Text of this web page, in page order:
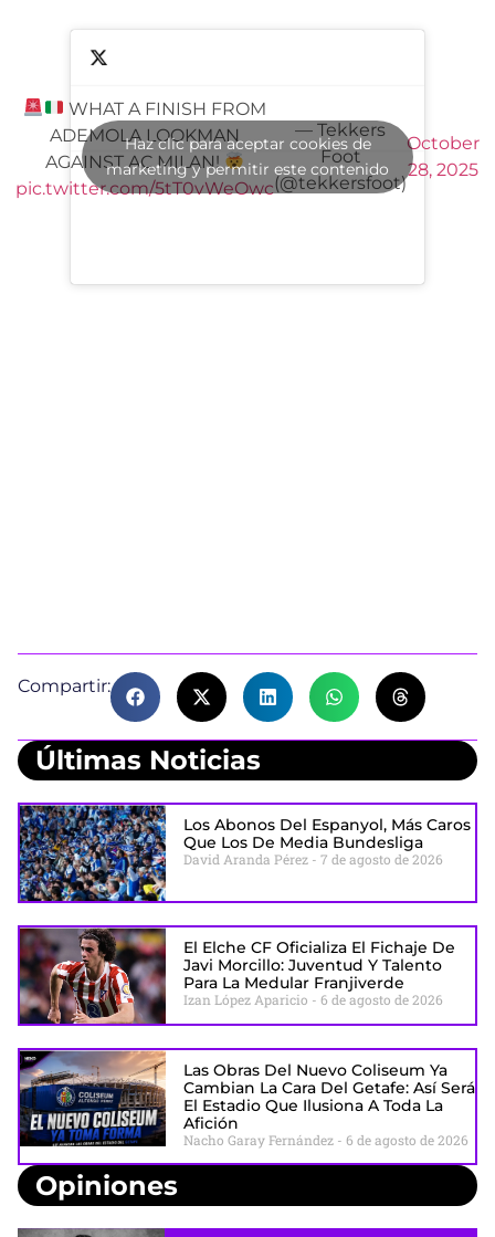
WHAT A FINISH FROM
ADEMOLA LOOKMAN
AGAINST AC MILAN!
pic.twitter.com/5tT0vWeOwc
— Tekkers
Foot
(@tekkersfoot)
October
28, 2025
Haz clic para aceptar cookies de
marketing y permitir este contenido
Compartir:
Últimas Noticias
Los Abonos Del Espanyol, Más Caros
Que Los De Media Bundesliga
David Aranda Pérez 7 de agosto de 2026
El Elche CF Oficializa El Fichaje De
Javi Morcillo: Juventud Y Talento
Para La Medular Franjiverde
Izan López Aparicio 6 de agosto de 2026
Las Obras Del Nuevo Coliseum Ya
Cambian La Cara Del Getafe: Así Será
El Estadio Que Ilusiona A Toda La
Afición
Nacho Garay Fernández 6 de agosto de 2026
Opiniones